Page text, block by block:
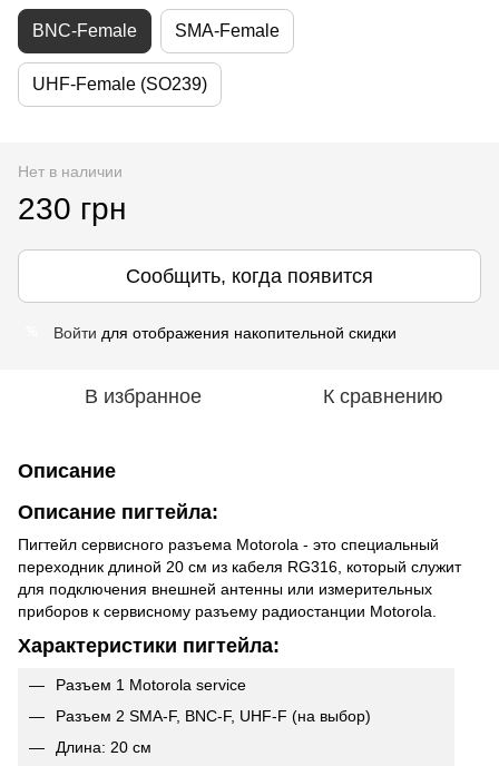
BNC-Female SMA-Female
UHF-Female (SO239)
Нет в наличии
230 грн
Сообщить, когда появится
Войти для отображения накопительной скидки
В избранное К сравнению
Описание
Описание пигтейла:
Пигтейл сервисного разъема Motorola - это специальный
переходник длиной 20 см из кабеля RG316, который служит
для подключения внешней антенны или измерительных
приборов к сервисному разъему радиостанции Motorola.
Характеристики пигтейла:
Разъем 1 Motorola service
Разъем 2 SMA-F, BNC-F, UHF-F (на выбор)
Длина: 20 см